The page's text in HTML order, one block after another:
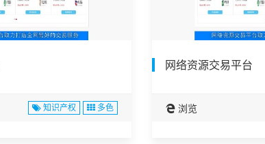
知识产权 多色
网络资源交易平台
浏览